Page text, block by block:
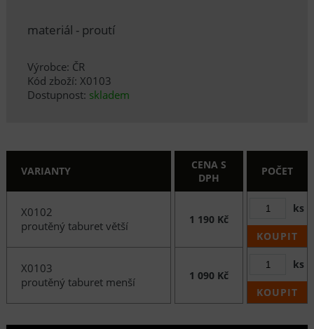
materiál - proutí
Výrobce: ČR
Kód zboží: X0103
Dostupnost: skladem
VARIANTY
CENA S
DPH
POČET
X0102
proutěný taburet větší
1 190 Kč
ks
KOUPIT
X0103
proutěný taburet menší
1 090 Kč
ks
KOUPIT